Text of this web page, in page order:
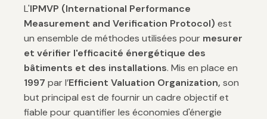
L'IPMVP (International Performance
Measurement and Verification Protocol) est
un ensemble de méthodes utilisées pour mesurer
et vérifier l'efficacité énergétique des
bâtiments et des installations. Mis en place en
1997 par l’Efficient Valuation Organization, son
but principal est de fournir un cadre objectif et
fiable pour quantifier les économies d'énergie